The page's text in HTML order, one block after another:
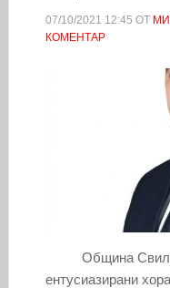
07/10/2021 12:45 ОТ
КОМЕНТАР
Община
ентусиазирани